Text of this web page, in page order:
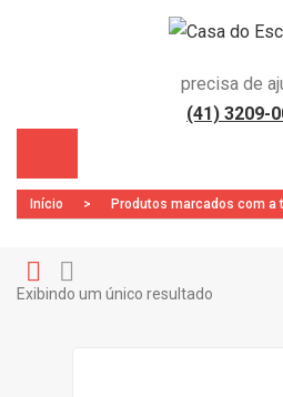
precisa de
(41) 3209-
Início > Produtos marcados com a
Exibindo um único resultado